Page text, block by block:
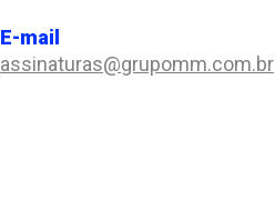
E-mail
assinaturas@grupomm.com.br